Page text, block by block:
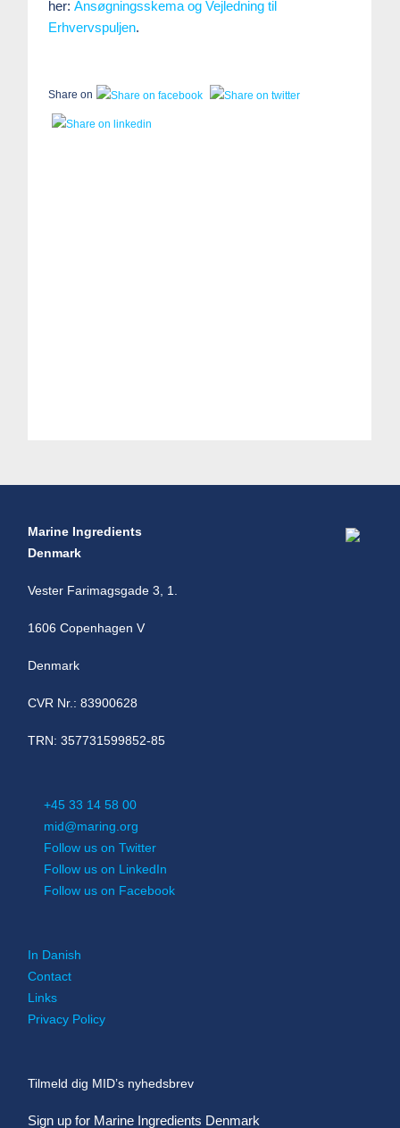
her:Ansøgningsskema og Vejledning til
Erhvervspuljen.
Share on
Marine Ingredients
Denmark
Vester Farimagsgade 3, 1.
1606 Copenhagen V
Denmark
CVR Nr.: 83900628
TRN: 357731599852-85
+45 33 14 58 00
mid@maring.org
Follow us on Twitter
Follow us on LinkedIn
Follow us on Facebook
In Danish
Contact
Links
Privacy Policy
Tilmeld dig MID’s nyhedsbrev
Sign up for Marine Ingredients Denmark